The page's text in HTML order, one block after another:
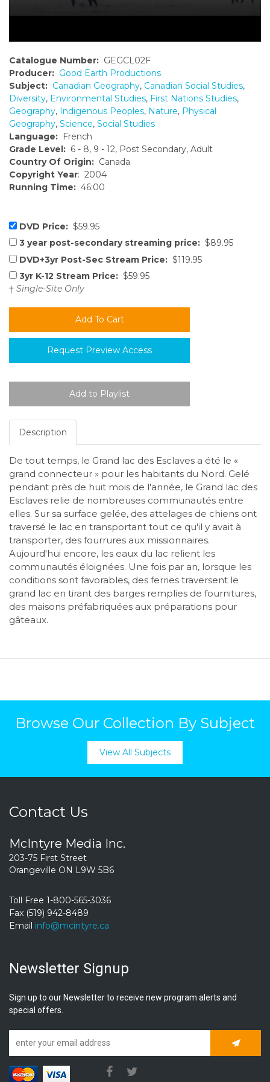
Catalogue Number: GEGCL02F
Producer: Good Earth Productions
Subject: Canadian Geography, Canadian Social Studies,
Diversity, Environmental Studies, First Nations Studies,
Geography, Indigenous Peoples, Nature, Physical
Geography, Science, Social Studies
Language: French
Grade Level: 6 - 8, 9 - 12, Post Secondary, Adult
Country Of Origin: Canada
Copyright Year: 2004
Running Time: 46:00
DVD Price: $59.95
3 year post-secondary streaming price: $89.95
DVD+3yr Post-Sec Stream Price: $119.95
3yr K-12 Stream Price: $59.95
† Single-Site Only
Request Preview Access
Description
De tout temps, le Grand lac des Esclaves a été le «
grand connecteur » pour les habitants du Nord. Gelé
pendant près de huit mois de l'année, le Grand lac des
Esclaves relie de nombreuses communautés entre
elles. Sur sa surface gelée, des attelages de chiens ont
traversé le lac en transportant tout ce qu'il y avait à
transporter, des fourrures aux missionnaires.
Aujourd'hui encore, les eaux du lac relient les
communautés éloignées. Une fois par an, lorsque les
conditions sont favorables, des ferries traversent le
grand lac en tirant des barges remplies de fournitures,
des maisons préfabriquées aux préparations pour
gâteaux.
Browse Our Collection By Subject
View All Subjects
Contact Us
McIntyre Media Inc.
203-75 First Street
Orangeville ON L9W 5B6
Toll Free 1-800-565-3036
Fax (519) 942-8489
Email info@mcintyre.ca
Newsletter Signup
Sign up to our Newsletter to receive new program alerts and
special offers.